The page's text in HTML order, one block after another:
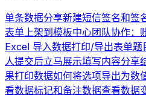
单条数据分享新建短信签名和签
表单上架到模板中心团队协作：
Excel 导入数据打印/导出表单题
人提交后立马展示填写内容分享
果打印数据如何将选项导出为数
看数据标记和备注数据查看数据